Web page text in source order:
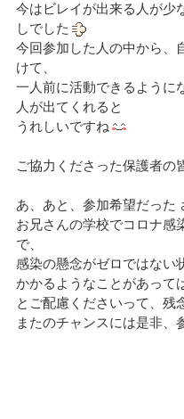
今はビレイが出来る人が少
しでした
今回参加した人の中から、
けて、
一人前に活動できるように
人が出てくれると
うれしいですね
ご協力くださった保護者の
あ、あと、参加希望だった
お兄さんの学校でコロナ感
で、
感染の懸念がゼロではない
かかるようなことがあって
とご配慮くださいって、残
またのチャンスには是非、